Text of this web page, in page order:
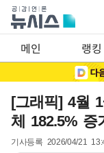
메인 랭킹
[그래픽] 4월
체 182.5% 증
기사등록 2026/04/21